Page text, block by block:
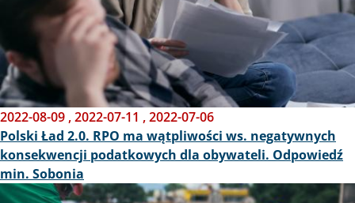
2022-08-09 ,2022-07-11 ,2022-07-06
Polski Ład 2.0. RPO ma wątpliwości ws. negatywnych
konsekwencji podatkowych dla obywateli. Odpowiedź
min. Sobonia
Obraz